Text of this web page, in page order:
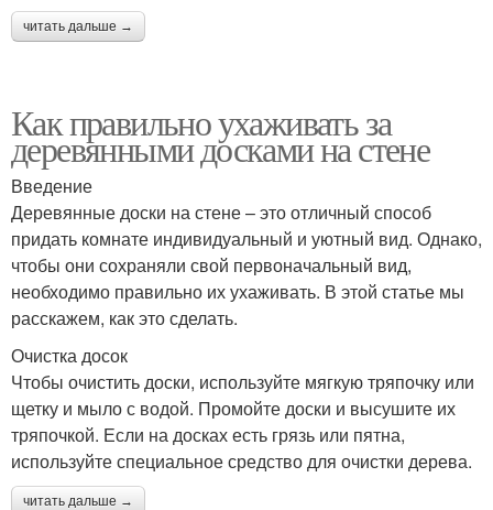
читать дальше →
Как правильно ухаживать за
деревянными досками на стене
Введение
Деревянные доски на стене – это отличный способ
придать комнате индивидуальный и уютный вид. Однако,
чтобы они сохраняли свой первоначальный вид,
необходимо правильно их ухаживать. В этой статье мы
расскажем, как это сделать.
Очистка досок
Чтобы очистить доски, используйте мягкую тряпочку или
щетку и мыло с водой. Промойте доски и высушите их
тряпочкой. Если на досках есть грязь или пятна,
используйте специальное средство для очистки дерева.
читать дальше →